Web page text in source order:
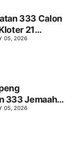
333 Calon
21
Aman
05, 2026
333 Jemaah
21,
05, 2026